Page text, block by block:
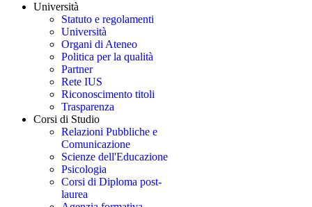
Università
Statuto e regolamenti
Università
Organi di Ateneo
Politica per la qualità
Partner
Rete IUS
Riconoscimento titoli
Trasparenza
Corsi di Studio
Relazioni Pubbliche e
Comunicazione
Scienze dell'Educazione
Psicologia
Corsi di Diploma post-
laurea